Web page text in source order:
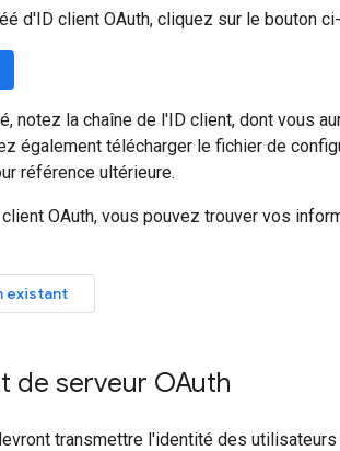
d'ID client OAuth, cliquez sur le bouton
notez la chaîne de l'ID client, dont vous
également télécharger le fichier de
référence ultérieure.
client OAuth, vous pouvez trouver vos
existant
de serveur OAuth
transmettre l'identité des